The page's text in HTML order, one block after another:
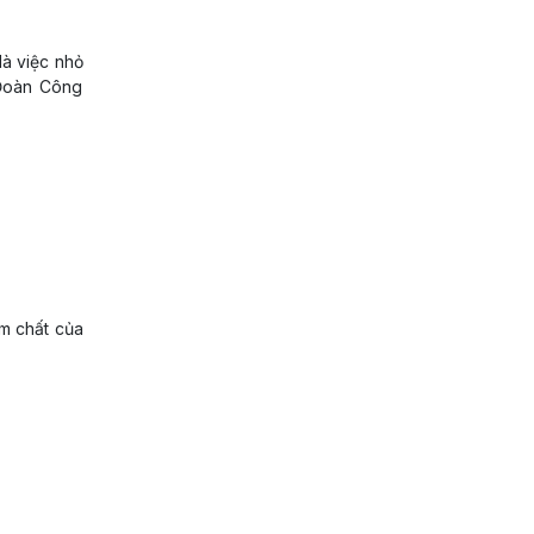
việc nhỏ
Công
chất của